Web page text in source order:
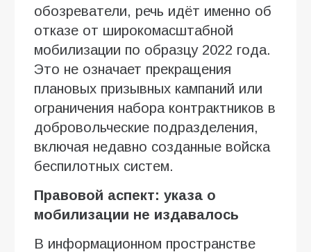
обозреватели, речь идёт именно об
отказе от широкомасштабной
мобилизации по образцу 2022 года.
Это не означает прекращения
плановых призывных кампаний или
ограничения набора контрактников в
добровольческие подразделения,
включая недавно созданные войска
беспилотных систем.
Правовой аспект: указа о
мобилизации не издавалось
В информационном пространстве